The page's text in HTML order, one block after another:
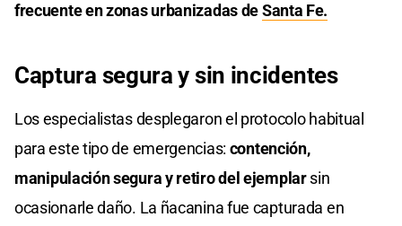
frecuente en zonas urbanizadas deSanta Fe.
Captura segura y sin incidentes
Los especialistas desplegaron el protocolo habitual
para este tipo de emergencias: contención,
manipulación segura y retiro del ejemplarsin
ocasionarle daño. La ñacanina fue capturada en